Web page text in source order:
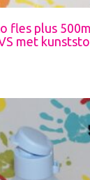
fles plus
met